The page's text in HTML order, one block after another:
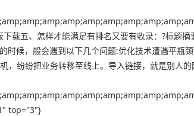
下载五、怎样才能满足有排名又要有收录：?标题
时候，般会遇到以下几个问题:优化技术遭遇平瓶
，纷纷把业务转移至线上。导入链接，就是别人
top="3"}